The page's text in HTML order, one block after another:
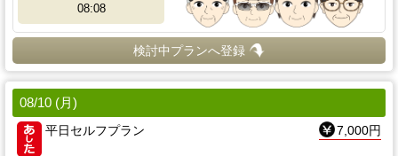
08:08
検討中プランへ登録
08/10 (月)
平日セルフプラン
7,000円